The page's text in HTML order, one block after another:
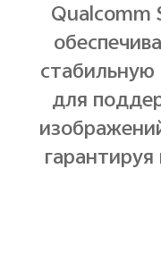
Qualcomm
стабильную
для